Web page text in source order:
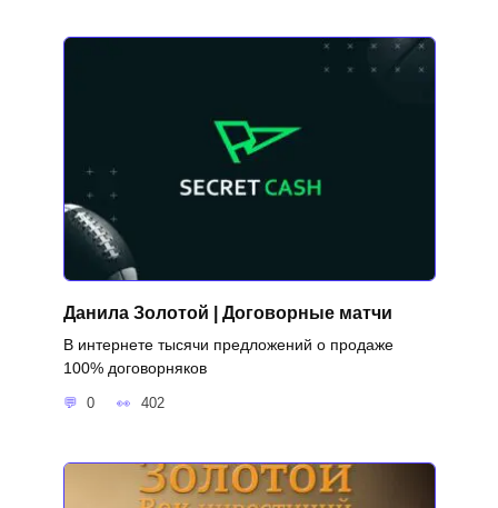
Данила Золотой | Договорные матчи
В интернете тысячи предложений о продаже
100% договорняков
0 402